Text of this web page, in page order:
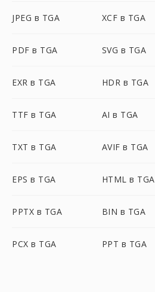
JPEG в TGA XCF в TGA
PDF в TGA SVG в TGA
EXR в TGA HDR в TGA
TTF в TGA AI в TGA
TXT в TGA AVIF в TGA
EPS в TGA HTML в TGA
PPTX в TGA BIN в TGA
PCX в TGA PPT в TGA